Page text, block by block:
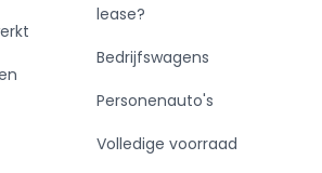
lease?
Bedrijfswagens
Personenauto's
Volledige voorraad